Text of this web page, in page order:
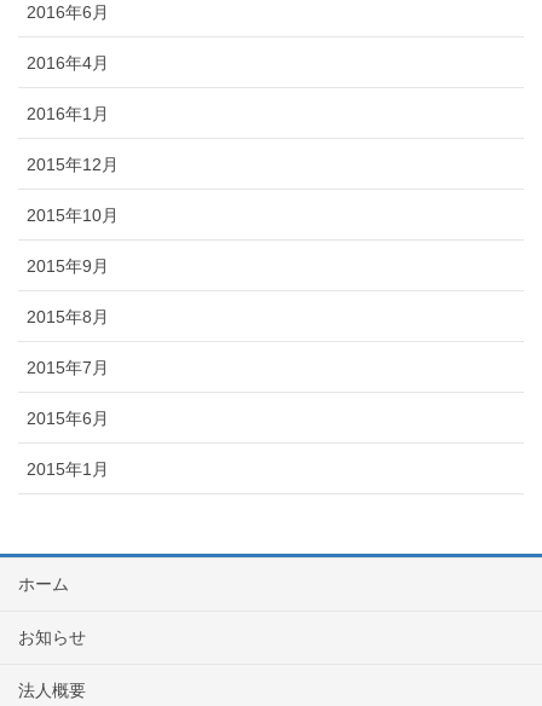
2016年6月
2016年4月
2016年1月
2015年12月
2015年10月
2015年9月
2015年8月
2015年7月
2015年6月
2015年1月
ホーム
お知らせ
法人概要